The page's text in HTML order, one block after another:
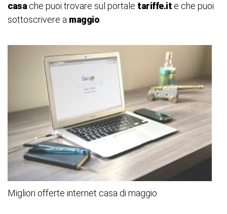
casache puoi trovare sul portale tariffe.it e che puoi
sottoscrivere a maggio.
Migliori offerte internet casa di maggio